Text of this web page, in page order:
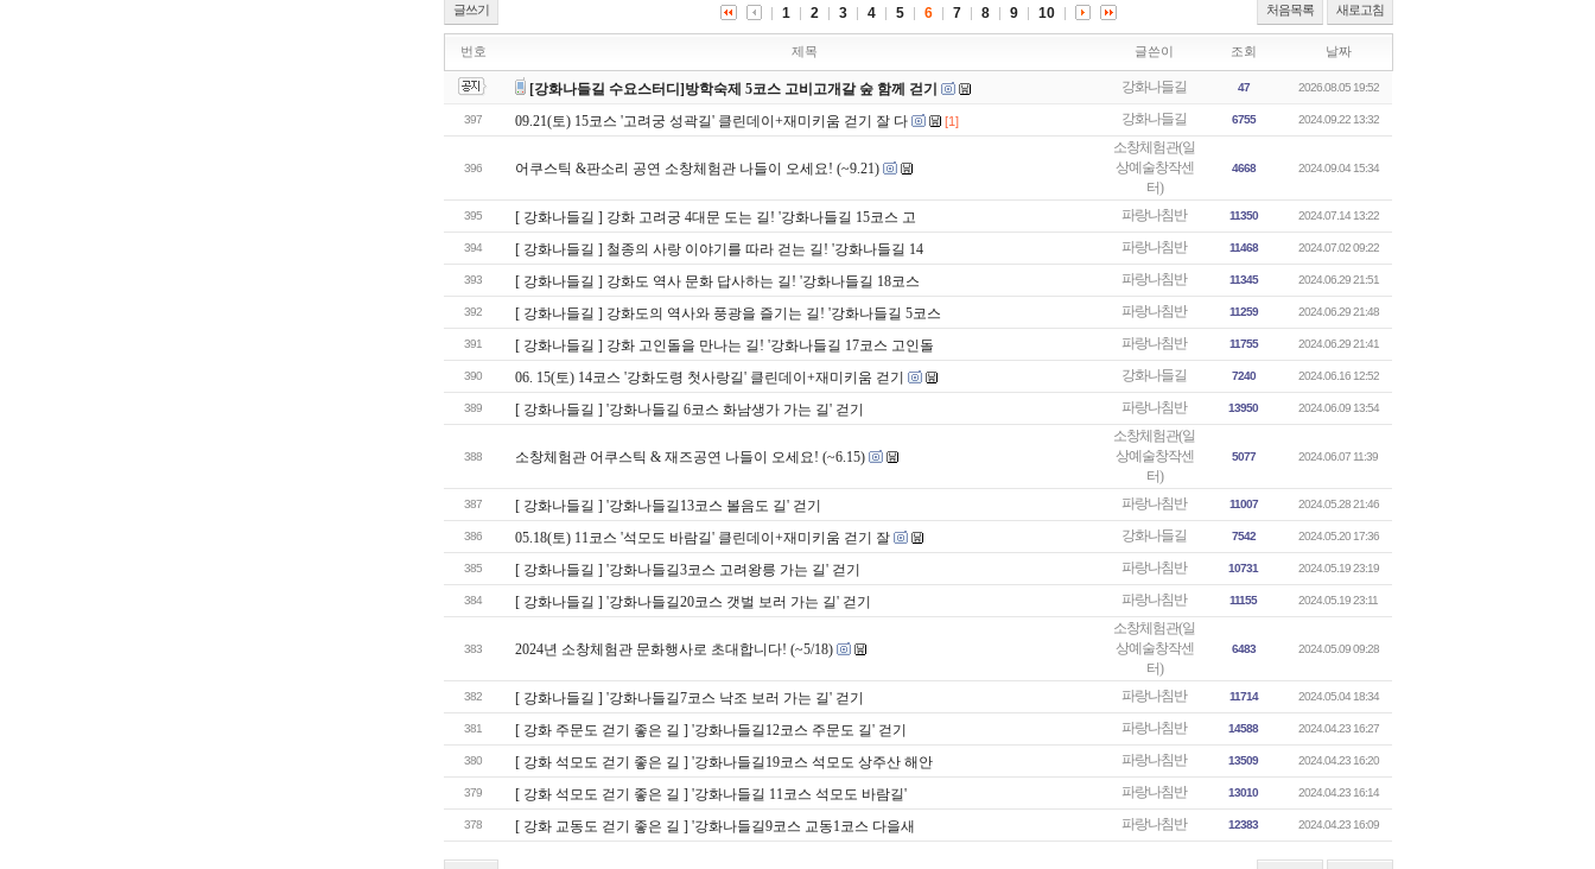
글쓰기 처음목록 새로고침
1 2 3 4 5 6 7 8 9 10
번호 제목 글쓴이 조회 날짜
[강화나들길 수요스터디]방학숙제 5코스 고비고개갈 숲 함께 걷기 강화나들길 47 2026.08.05 19:52
397 09.21(토) 15코스 '고려궁 성곽길' 클린데이+재미키움 걷기 잘 다 [1] 강화나들길 6755 2024.09.22 13:32
396 어쿠스틱 &판소리 공연 소창체험관 나들이 오세요! (~9.21)
소창체험관(일
상예술창작센
터)
4668 2024.09.04 15:34
395 [ 강화나들길 ] 강화 고려궁 4대문 도는 길! '강화나들길 15코스 고 파랑나침반 11350 2024.07.14 13:22
394 [ 강화나들길 ] 철종의 사랑 이야기를 따라 걷는 길! '강화나들길 14 파랑나침반 11468 2024.07.02 09:22
393 [ 강화나들길 ] 강화도 역사 문화 답사하는 길! '강화나들길 18코스 파랑나침반 11345 2024.06.29 21:51
392 [ 강화나들길 ] 강화도의 역사와 풍광을 즐기는 길! '강화나들길 5코스 파랑나침반 11259 2024.06.29 21:48
391 [ 강화나들길 ] 강화 고인돌을 만나는 길! '강화나들길 17코스 고인돌 파랑나침반 11755 2024.06.29 21:41
390 06. 15(토) 14코스 '강화도령 첫사랑길' 클린데이+재미키움 걷기 강화나들길 7240 2024.06.16 12:52
389 [ 강화나들길 ] '강화나들길 6코스 화남생가 가는 길' 걷기 파랑나침반 13950 2024.06.09 13:54
388 소창체험관 어쿠스틱 & 재즈공연 나들이 오세요! (~6.15)
소창체험관(일
상예술창작센
터)
5077 2024.06.07 11:39
387 [ 강화나들길 ] '강화나들길13코스 볼음도 길' 걷기 파랑나침반 11007 2024.05.28 21:46
386 05.18(토) 11코스 '석모도 바람길' 클린데이+재미키움 걷기 잘 강화나들길 7542 2024.05.20 17:36
385 [ 강화나들길 ] '강화나들길3코스 고려왕릉 가는 길' 걷기 파랑나침반 10731 2024.05.19 23:19
384 [ 강화나들길 ] '강화나들길20코스 갯벌 보러 가는 길' 걷기 파랑나침반 11155 2024.05.19 23:11
383 2024년 소창체험관 문화행사로 초대합니다! (~5/18)
소창체험관(일
상예술창작센
터)
6483 2024.05.09 09:28
382 [ 강화나들길 ] '강화나들길7코스 낙조 보러 가는 길' 걷기 파랑나침반 11714 2024.05.04 18:34
381 [ 강화 주문도 걷기 좋은 길 ] '강화나들길12코스 주문도 길' 걷기 파랑나침반 14588 2024.04.23 16:27
380 [ 강화 석모도 걷기 좋은 길 ] '강화나들길19코스 석모도 상주산 해안 파랑나침반 13509 2024.04.23 16:20
379 [ 강화 석모도 걷기 좋은 길 ] '강화나들길 11코스 석모도 바람길' 파랑나침반 13010 2024.04.23 16:14
378 [ 강화 교동도 걷기 좋은 길 ] '강화나들길9코스 교동1코스 다을새 파랑나침반 12383 2024.04.23 16:09